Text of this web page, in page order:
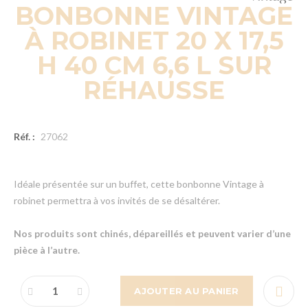
BONBONNE VINTAGE
À ROBINET 20 X 17,5
H 40 CM 6,6 L SUR
RÉHAUSSE
Réf. : 27062
Idéale présentée sur un buffet, cette bonbonne Vintage à
robinet permettra à vos invités de se désaltérer.
Nos produits sont chinés, dépareillés et peuvent varier d’une
pièce à l’autre.
AJOUTER AU PANIER